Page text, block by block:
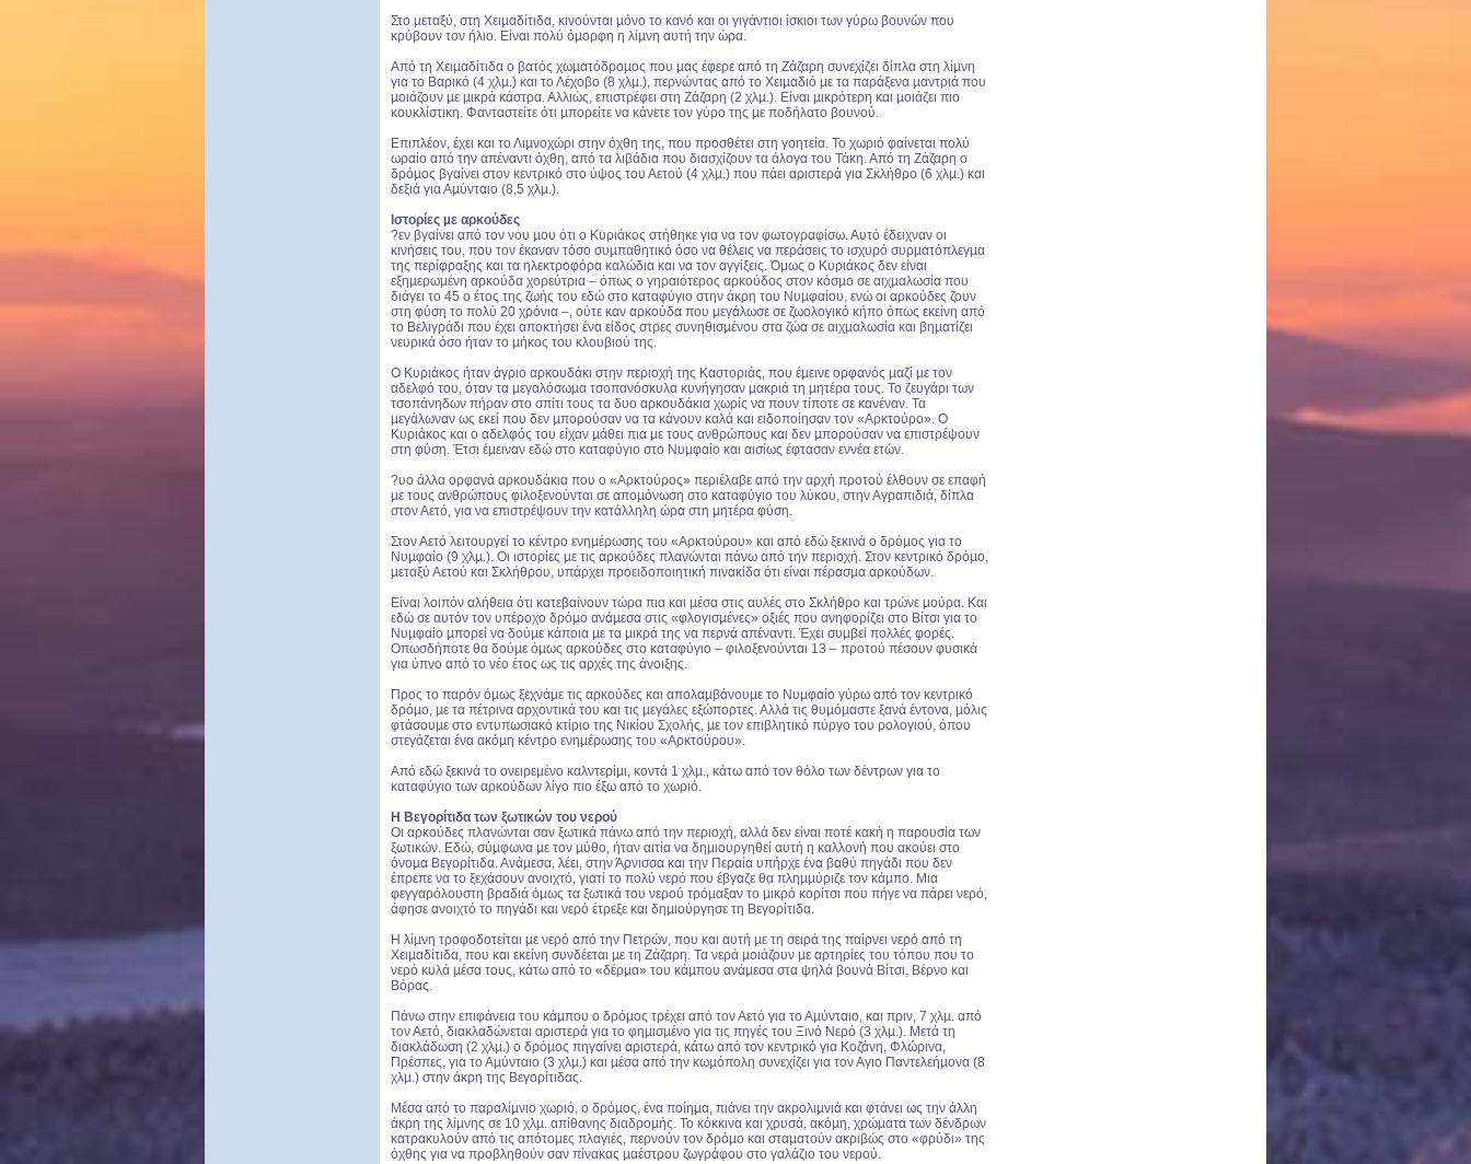
Στο µεταξύ, στη Χειµαδίτιδα, κινούνται µόνο το κανό και οι γιγάντιοι ίσκιοι των γύρω βουνών που
κρύβουν τον ήλιο. Είναι πολύ όµορφη η λίµνη αυτή την ώρα.
Από τη Χειµαδίτιδα ο βατός χωµατόδροµος που µας έφερε από τη Ζάζαρη συνεχίζει δίπλα στη λίµνη
για το Βαρικό (4 χλµ.) και το Λέχοβο (8 χλµ.), περνώντας από το Χειµαδιό µε τα παράξενα µαντριά που
µοιάζουν µε µικρά κάστρα. Αλλιώς, επιστρέφει στη Ζάζαρη (2 χλµ.). Είναι µικρότερη και µοιάζει πιο
κουκλίστικη. Φανταστείτε ότι µπορείτε να κάνετε τον γύρο της µε ποδήλατο βουνού.
Επιπλέον, έχει και το Λιµνοχώρι στην όχθη της, που προσθέτει στη γοητεία. Το χωριό φαίνεται πολύ
ωραίο από την απέναντι όχθη, από τα λιβάδια που διασχίζουν τα άλογα του Τάκη. Από τη Ζάζαρη ο
δρόµος βγαίνει στον κεντρικό στο ύψος του Αετού (4 χλµ.) που πάει αριστερά για Σκλήθρο (6 χλµ.) και
δεξιά για Αµύνταιο (8,5 χλµ.).
Ιστορίες µε αρκούδες
?εν βγαίνει από τον νου µου ότι ο Κυριάκος στήθηκε για να τον φωτογραφίσω. Αυτό έδειχναν οι
κινήσεις του, που τον έκαναν τόσο συµπαθητικό όσο να θέλεις να περάσεις το ισχυρό συρµατόπλεγµα
της περίφραξης και τα ηλεκτροφόρα καλώδια και να τον αγγίξεις. Όμως ο Κυριάκος δεν είναι
εξηµερωµένη αρκούδα χορεύτρια – όπως ο γηραιότερος αρκούδος στον κόσµο σε αιχµαλωσία που
διάγει το 45 ο έτος της ζωής του εδώ στο καταφύγιο στην άκρη του Νυµφαίου, ενώ οι αρκούδες ζουν
στη φύση το πολύ 20 χρόνια –, ούτε καν αρκούδα που µεγάλωσε σε ζωολογικό κήπο όπως εκείνη από
το Βελιγράδι που έχει αποκτήσει ένα είδος στρες συνηθισµένου στα ζώα σε αιχµαλωσία και βηµατίζει
νευρικά όσο ήταν το µήκος του κλουβιού της.
Ο Κυριάκος ήταν άγριο αρκουδάκι στην περιοχή της Καστοριάς, που έµεινε ορφανός µαζί µε τον
αδελφό του, όταν τα µεγαλόσωµα τσοπανόσκυλα κυνήγησαν µακριά τη µητέρα τους. Το ζευγάρι των
τσοπάνηδων πήραν στο σπίτι τους τα δυο αρκουδάκια χωρίς να πουν τίποτε σε κανέναν. Τα
µεγάλωναν ως εκεί που δεν µπορούσαν να τα κάνουν καλά και ειδοποίησαν τον «Αρκτούρο». Ο
Κυριάκος και ο αδελφός του είχαν µάθει πια µε τους ανθρώπους και δεν µπορούσαν να επιστρέψουν
στη φύση. Έτσι έµειναν εδώ στο καταφύγιο στο Νυµφαίο και αισίως έφτασαν εννέα ετών.
?υο άλλα ορφανά αρκουδάκια που ο «Αρκτούρος» περιέλαβε από την αρχή προτού έλθουν σε επαφή
µε τους ανθρώπους φιλοξενούνται σε αποµόνωση στο καταφύγιο του λύκου, στην Αγραπιδιά, δίπλα
στον Αετό, για να επιστρέψουν την κατάλληλη ώρα στη µητέρα φύση.
Στον Αετό λειτουργεί το κέντρο ενηµέρωσης του «Αρκτούρου» και από εδώ ξεκινά ο δρόµος για το
Νυµφαίο (9 χλµ.). Οι ιστορίες µε τις αρκούδες πλανώνται πάνω από την περιοχή. Στον κεντρικό δρόµο,
µεταξύ Αετού και Σκλήθρου, υπάρχει προειδοποιητική πινακίδα ότι είναι πέρασµα αρκούδων.
Είναι λοιπόν αλήθεια ότι κατεβαίνουν τώρα πια και µέσα στις αυλές στο Σκλήθρο και τρώνε µούρα. Και
εδώ σε αυτόν τον υπέροχο δρόµο ανάµεσα στις «φλογισµένες» οξιές που ανηφορίζει στο Βίτσι για το
Νυµφαίο µπορεί να δούµε κάποια µε τα µικρά της να περνά απέναντι. Έχει συµβεί πολλές φορές.
Οπωσδήποτε θα δούµε όµως αρκούδες στο καταφύγιο – φιλοξενούνται 13 – προτού πέσουν φυσικά
για ύπνο από το νέο έτος ως τις αρχές της άνοιξης.
Προς το παρόν όµως ξεχνάµε τις αρκούδες και απολαµβάνουµε το Νυµφαίο γύρω από τον κεντρικό
δρόµο, µε τα πέτρινα αρχοντικά του και τις µεγάλες εξώπορτες. Αλλά τις θυµόµαστε ξανά έντονα, µόλις
φτάσουµε στο εντυπωσιακό κτίριο της Νικίου Σχολής, µε τον επιβλητικό πύργο του ρολογιού, όπου
στεγάζεται ένα ακόµη κέντρο ενηµέρωσης του «Αρκτούρου».
Από εδώ ξεκινά το ονειρεµένο καλντερίµι, κοντά 1 χλµ., κάτω από τον θόλο των δέντρων για το
καταφύγιο των αρκούδων λίγο πιο έξω από το χωριό.
Η Βεγορίτιδα των ξωτικών του νερού
Οι αρκούδες πλανώνται σαν ξωτικά πάνω από την περιοχή, αλλά δεν είναι ποτέ κακή η παρουσία των
ξωτικών. Εδώ, σύµφωνα µε τον µύθο, ήταν αιτία να δηµιουργηθεί αυτή η καλλονή που ακούει στο
όνοµα Βεγορίτιδα. Ανάµεσα, λέει, στην Άρνισσα και την Περαία υπήρχε ένα βαθύ πηγάδι που δεν
έπρεπε να το ξεχάσουν ανοιχτό, γιατί το πολύ νερό που έβγαζε θα πληµµύριζε τον κάµπο. Μια
φεγγαρόλουστη βραδιά όµως τα ξωτικά του νερού τρόµαξαν το µικρό κορίτσι που πήγε να πάρει νερό,
άφησε ανοιχτό το πηγάδι και νερό έτρεξε και δηµιούργησε τη Βεγορίτιδα.
Η λίµνη τροφοδοτείται µε νερό από την Πετρών, που και αυτή µε τη σειρά της παίρνει νερό από τη
Χειµαδίτιδα, που και εκείνη συνδέεται µε τη Ζάζαρη. Τα νερά µοιάζουν µε αρτηρίες του τόπου που το
νερό κυλά µέσα τους, κάτω από το «δέρµα» του κάµπου ανάµεσα στα ψηλά βουνά Βίτσι, Βέρνο και
Βόρας.
Πάνω στην επιφάνεια του κάµπου ο δρόµος τρέχει από τον Αετό για το Αµύνταιο, και πριν, 7 χλµ. από
τον Αετό, διακλαδώνεται αριστερά για το φηµισµένο για τις πηγές του Ξινό Νερό (3 χλµ.). Μετά τη
διακλάδωση (2 χλµ.) ο δρόµος πηγαίνει αριστερά, κάτω από τον κεντρικό για Κοζάνη, Φλώρινα,
Πρέσπες, για το Αµύνταιο (3 χλµ.) και µέσα από την κωµόπολη συνεχίζει για τον Αγιο Παντελεήµονα (8
χλµ.) στην άκρη της Βεγορίτιδας.
Μέσα από το παραλίµνιο χωριό, ο δρόµος, ένα ποίηµα, πιάνει την ακρολιµνιά και φτάνει ως την άλλη
άκρη της λίµνης σε 10 χλµ. απίθανης διαδροµής. Το κόκκινα και χρυσά, ακόµη, χρώµατα των δένδρων
κατρακυλούν από τις απότοµες πλαγιές, περνούν τον δρόµο και σταµατούν ακριβώς στο «φρύδι» της
όχθης για να προβληθούν σαν πίνακας µαέστρου ζωγράφου στο γαλάζιο του νερού.